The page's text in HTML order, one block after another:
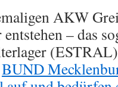
AKW
– das
BUND